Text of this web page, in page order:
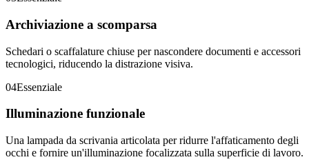
Archiviazione a scomparsa
Schedari o scaffalature chiuse per nascondere documenti e accessori
tecnologici, riducendo la distrazione visiva.
04Essenziale
Illuminazione funzionale
Una lampada da scrivania articolata per ridurre l'affaticamento degli
occhi e fornire un'illuminazione focalizzata sulla superficie di lavoro.